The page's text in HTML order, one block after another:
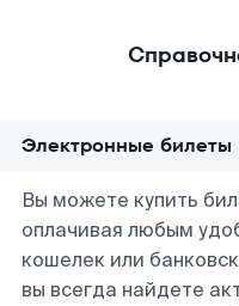
Электронные билеты
Вы можете купить
оплачивая любым
кошелек или
вы всегда найдете